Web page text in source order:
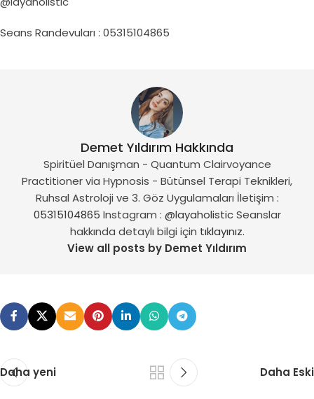
Seans Randevuları : 05315104865
Demet Yıldırım Hakkında
Spiritüel Danışman - Quantum Clairvoyance
Practitioner via Hypnosis - Bütünsel Terapi Teknikleri,
Ruhsal Astroloji ve 3. Göz Uygulamaları İletişim :
05315104865 Instagram : @layaholisticSeanslar
hakkında detaylı bilgi için tıklayınız.
View all posts by Demet Yıldırım
Daha yeni Daha Eski